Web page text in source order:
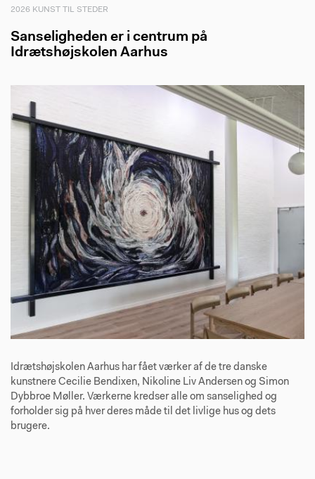
2026 KUNST TIL STEDER
Sanseligheden er i centrum på
Idrætshøjskolen Aarhus
Idrætshøjskolen Aarhus har fået værker af de tre danske
kunstnere Cecilie Bendixen, Nikoline Liv Andersen og Simon
Dybbroe Møller. Værkerne kredser alle om sanselighed og
forholder sig på hver deres måde til det livlige hus og dets
brugere.